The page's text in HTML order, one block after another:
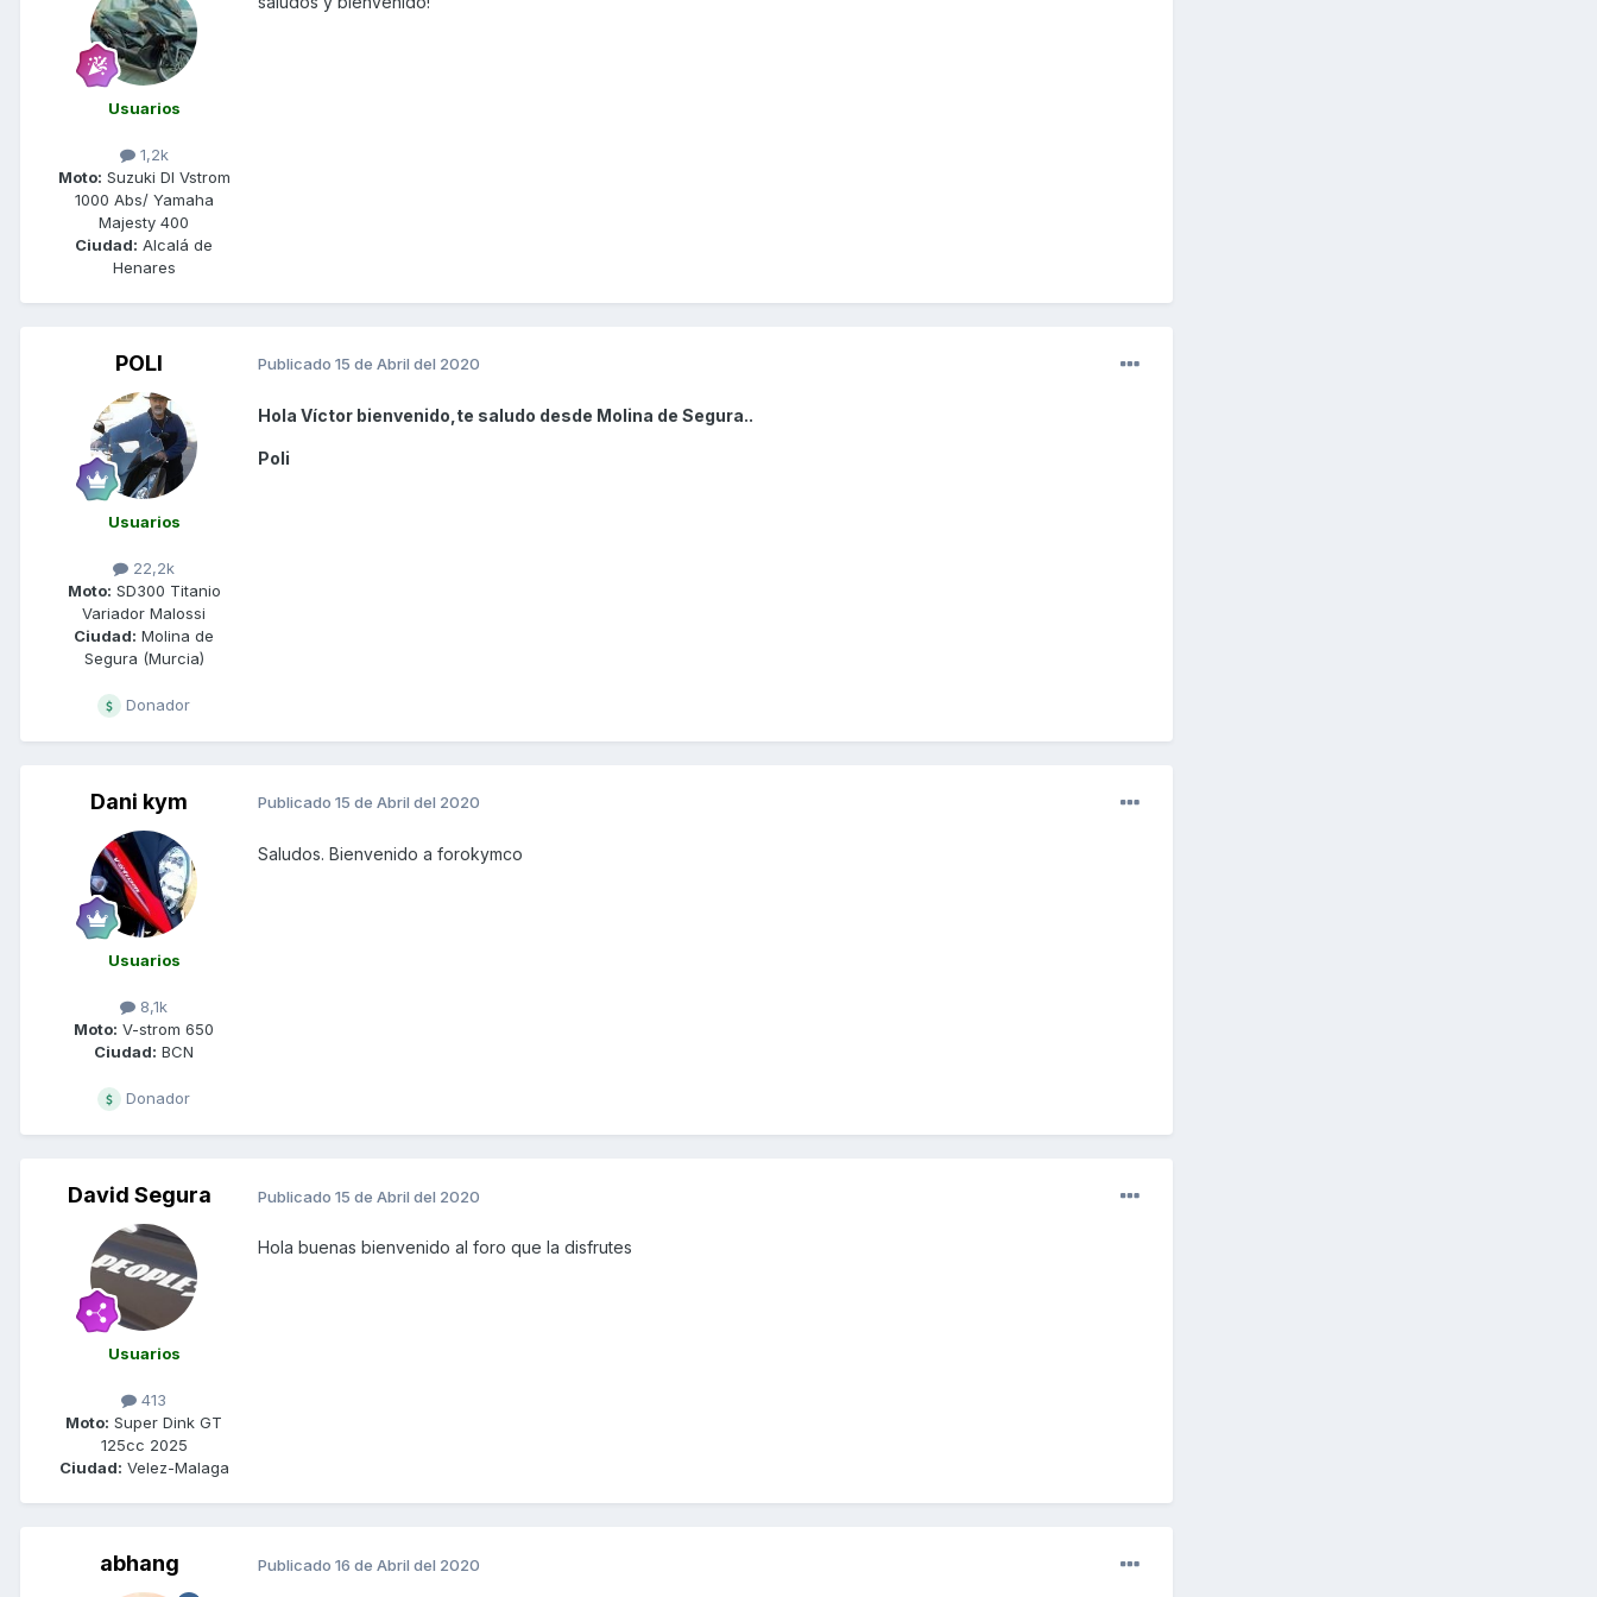
Usuarios
1,2k
Moto: Suzuki Dl Vstrom
1000 Abs/ Yamaha
Majesty 400
Ciudad: Alcalá de
Henares
POLI
Usuarios
22,2k
Moto: SD300 Titanio
Variador Malossi
Ciudad: Molina de
Segura (Murcia)
Donador
Publicado 15 de Abril del 2020
Hola Víctor bienvenido,te saludo desde Molina de Segura..
Poli
Dani kym
Usuarios
8,1k
Moto: V-strom 650
Ciudad: BCN
Donador
Publicado 15 de Abril del 2020
Saludos. Bienvenido a forokymco
David Segura
Usuarios
413
Moto: Super Dink GT
125cc 2025
Ciudad: Velez-Malaga
Publicado 15 de Abril del 2020
Hola buenas bienvenido al foro que la disfrutes
abhang Publicado 16 de Abril del 2020